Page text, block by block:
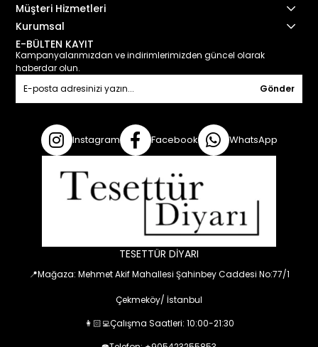
Müşteri Hizmetleri
Kurumsal
E-BÜLTEN KAYIT
Kampanyalarımızdan ve indirimlerimizden güncel olarak
haberdar olun.
Gönder
Instagram Facebook WhatsApp
TESETTÜR DİYARI
📍Mağaza: Mehmet Akif Mahallesi Şahinbey Caddesi No:77/1
Çekmeköy/ İstanbul
👩🏻‍💻Çalışma Saatleri: 10:00-21:30